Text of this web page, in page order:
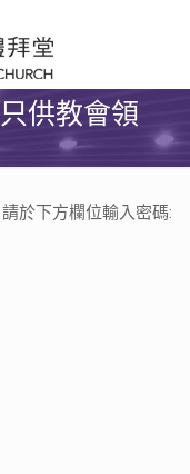
供教會領
於下方欄位輸入密碼: